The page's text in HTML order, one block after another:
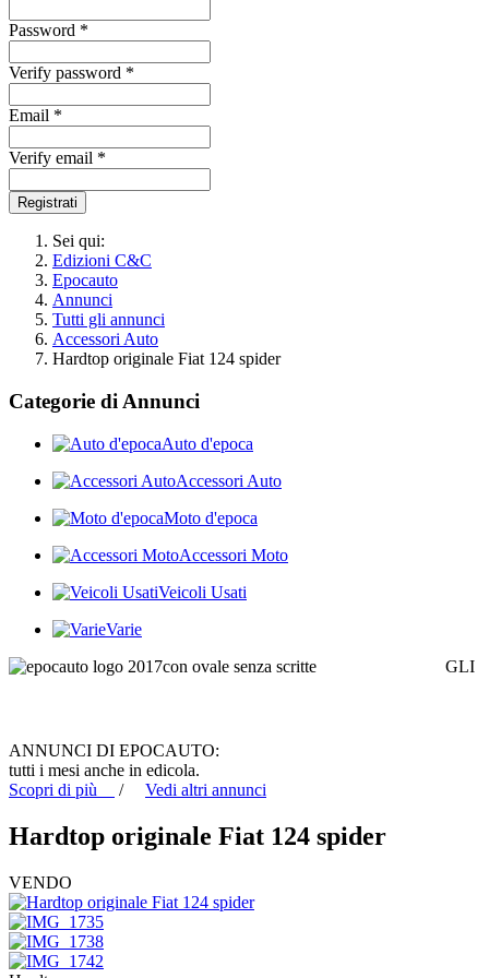
Password *
Verify password *
Email *
Verify email *
Registrati
Sei qui:
Edizioni C&C
Epocauto
Annunci
Tutti gli annunci
Accessori Auto
Hardtop originale Fiat 124 spider
Categorie di Annunci
Auto d'epoca
Accessori Auto
Moto d'epoca
Accessori Moto
Veicoli Usati
Varie
GLI
ANNUNCI DI EPOCAUTO:
tutti i mesi anche in edicola.
Scopri di più
/ Vedi altri annunci
Hardtop originale Fiat 124 spider
VENDO